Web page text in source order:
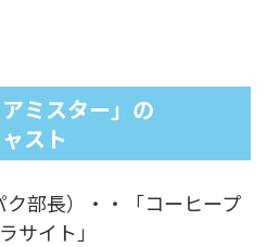
アミスター」の
スト
部長）・・「コーヒープ
サイト」